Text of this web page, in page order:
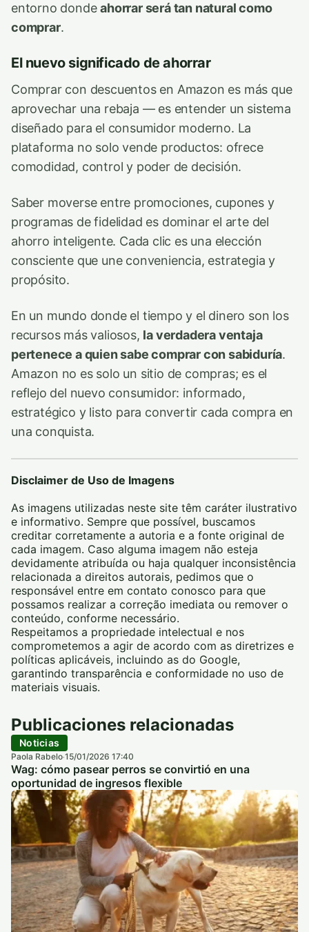
entorno dondeahorrar será tan natural como
comprar.
El nuevo significado de ahorrar
Comprar con descuentos en Amazon es más que
aprovechar una rebaja — es entender un sistema
diseñado para el consumidor moderno. La
plataforma no solo vende productos: ofrece
comodidad, control y poder de decisión.
Saber moverse entre promociones, cupones y
programas de fidelidad es dominar el arte del
ahorro inteligente. Cada clic es una elección
consciente que une conveniencia, estrategia y
propósito.
En un mundo donde el tiempo y el dinero son los
recursos más valiosos, la verdadera ventaja
pertenece a quien sabe comprar con sabiduría.
Amazon no es solo un sitio de compras; es el
reflejo del nuevo consumidor: informado,
estratégico y listo para convertir cada compra en
una conquista.
Disclaimer de Uso de Imagens
As imagens utilizadas neste site têm caráter ilustrativo
e informativo. Sempre que possível, buscamos
creditar corretamente a autoria e a fonte original de
cada imagem. Caso alguma imagem não esteja
devidamente atribuída ou haja qualquer inconsistência
relacionada a direitos autorais, pedimos que o
responsável entre em contato conosco para que
possamos realizar a correção imediata ou remover o
conteúdo, conforme necessário.
Respeitamos a propriedade intelectual e nos
comprometemos a agir de acordo com as diretrizes e
políticas aplicáveis, incluindo as do Google,
garantindo transparência e conformidade no uso de
materiais visuais.
Publicaciones relacionadas
Noticias
Paola Rabelo·15/01/2026 17:40
Wag: cómo pasear perros se convirtió en una
oportunidad de ingresos flexible